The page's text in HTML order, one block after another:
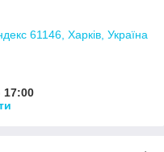
61146, Харків, Україна
17:00